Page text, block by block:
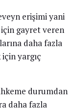
erişimi yani
gayret veren
daha fazla
yargıç
durumdan
daha fazla